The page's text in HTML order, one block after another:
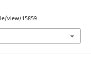
view/15859